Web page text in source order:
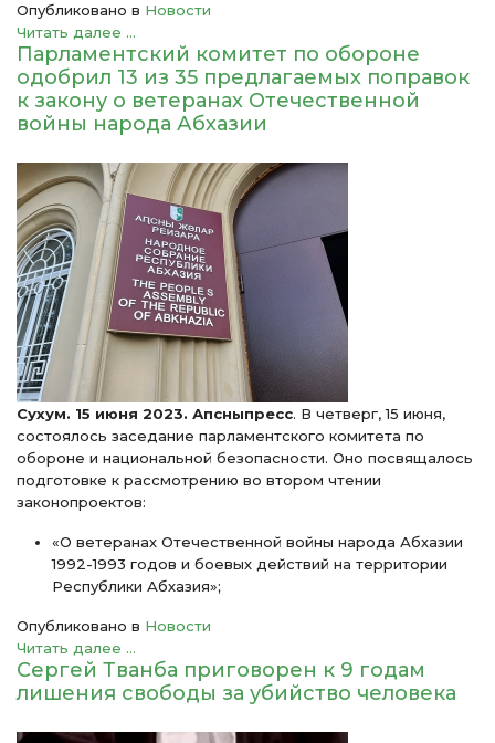
Опубликовано в Новости
Читать далее ...
Парламентский комитет по обороне
одобрил 13 из 35 предлагаемых поправок
к закону о ветеранах Отечественной
войны народа Абхазии
Сухум. 15 июня 2023. Апсныпресс. В четверг, 15 июня,
состоялось заседание парламентского комитета по
обороне и национальной безопасности. Оно посвящалось
подготовке к рассмотрению во втором чтении
законопроектов:
«О ветеранах Отечественной войны народа Абхазии
1992-1993 годов и боевых действий на территории
Республики Абхазия»;
Опубликовано в Новости
Читать далее ...
Сергей Тванба приговорен к 9 годам
лишения свободы за убийство человека